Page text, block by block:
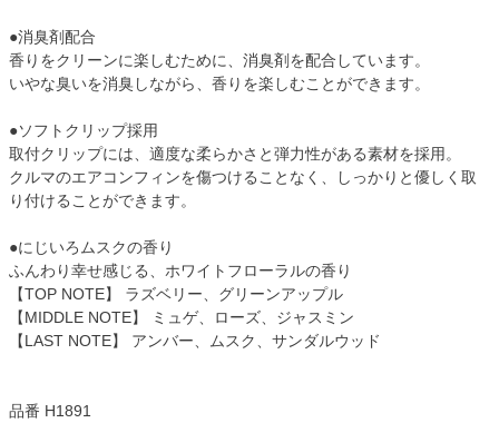
●消臭剤配合
香りをクリーンに楽しむために、消臭剤を配合しています。
いやな臭いを消臭しながら、香りを楽しむことができます。
●ソフトクリップ採用
取付クリップには、適度な柔らかさと弾力性がある素材を採用。
クルマのエアコンフィンを傷つけることなく、しっかりと優しく取
り付けることができます。
●にじいろムスクの香り
ふんわり幸せ感じる、ホワイトフローラルの香り
【TOP NOTE】 ラズベリー、グリーンアップル
【MIDDLE NOTE】 ミュゲ、ローズ、ジャスミン
【LAST NOTE】 アンバー、ムスク、サンダルウッド
品番 H1891